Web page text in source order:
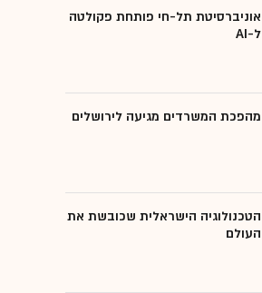
אוניברסיטת תל-חי פותחת פקולטה
ל-AI
מהפכת המשרדים מגיעה לירושלים
הטכנולוגיה הישראלית שכובשת את
העולם